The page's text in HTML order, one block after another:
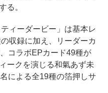
る。
ィーダービー」は基本レ
収録に加え、リーダーカ
コラボEPカード49種が
ークを演じる和氣あず未
による全19種の箔押しサ